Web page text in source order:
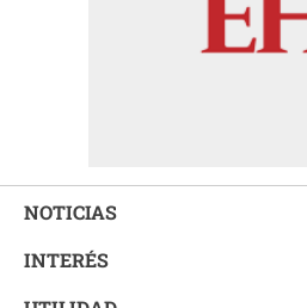
NOTICIAS
INTERÉS